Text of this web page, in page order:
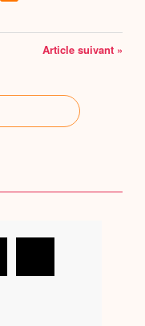
Article suivant »